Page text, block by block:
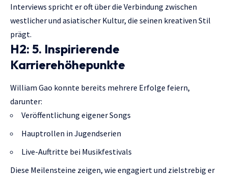
Interviews spricht er oft über die Verbindung zwischen
westlicher und asiatischer Kultur, die seinen kreativen Stil
prägt.
H2: 5. Inspirierende
Karrierehöhepunkte
William Gao konnte bereits mehrere Erfolge feiern,
darunter:
Veröffentlichung eigener Songs
Hauptrollen in Jugendserien
Live-Auftritte bei Musikfestivals
Diese Meilensteine zeigen, wie engagiert und zielstrebig er